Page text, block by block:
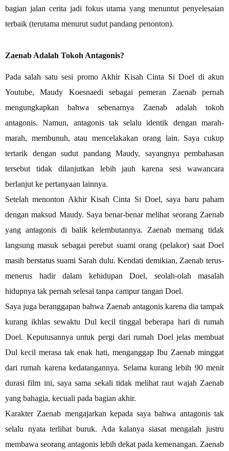
bagian jalan cerita jadi fokus utama yang menuntut penyelesaian
terbaik (terutama menurut sudut pandang penonton).
Zaenab Adalah Tokoh Antagonis?
Pada salah satu sesi promo Akhir Kisah Cinta Si Doel di akun
Youtube, Maudy Koesnaedi sebagai pemeran Zaenab pernah
mengungkapkan bahwa sebenarnya Zaenab adalah tokoh
antagonis. Namun, antagonis tak selalu identik dengan marah-
marah, membunuh, atau mencelakakan orang lain. Saya cukup
tertarik dengan sudut pandang Maudy, sayangnya pembahasan
tersebut tidak dilanjutkan lebih jauh karena sesi wawancara
berlanjut ke pertanyaan lainnya.
Setelah menonton Akhir Kisah Cinta Si Doel, saya baru paham
dengan maksud Maudy. Saya benar-benar melihat seorang Zaenab
yang antagonis di balik kelembutannya. Zaenab memang tidak
langsung masuk sebagai perebut suami orang (pelakor) saat Doel
masih berstatus suami Sarah dulu. Kendati demikian, Zaenab terus-
menerus hadir dalam kehidupan Doel, seolah-olah masalah
hidupnya tak pernah selesai tanpa campur tangan Doel.
Saya juga beranggapan bahwa Zaenab antagonis karena dia tampak
kurang ikhlas sewaktu Dul kecil tinggal beberapa hari di rumah
Doel. Keputusannya untuk pergi dari rumah Doel jelas membuat
Dul kecil merasa tak enak hati, menganggap Ibu Zaenab minggat
dari rumah karena kedatangannya. Selama kurang lebih 90 menit
durasi film ini, saya sama sekali tidak melihat raut wajah Zaenab
yang bahagia, kecuali pada bagian akhir.
Karakter Zaenab mengajarkan kepada saya bahwa antagonis tak
selalu nyata terlihat buruk. Ada kalanya siasat mengalah justru
membawa seorang antagonis lebih dekat pada kemenangan. Zaenab